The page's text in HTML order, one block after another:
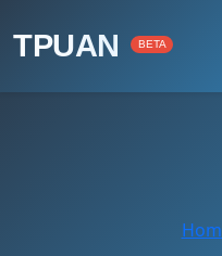
TPUAN BETA